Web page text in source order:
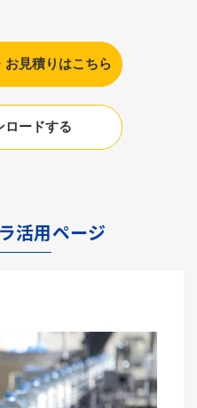
お見積りはこちら
ロードする
活用ページ